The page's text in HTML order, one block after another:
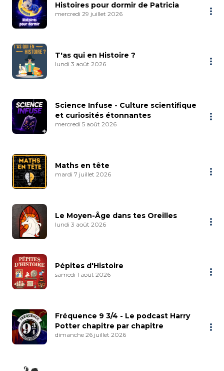
Histoires pour dormir de Patricia
mercredi 29 juillet 2026
T'as qui en Histoire ?
lundi 3 août 2026
Science Infuse - Culture scientifique
et curiosités étonnantes
mercredi 5 août 2026
Maths en tête
mardi 7 juillet 2026
Le Moyen-Âge dans tes Oreilles
lundi 3 août 2026
Pépites d'Histoire
samedi 1 août 2026
Fréquence 9 3/4 - Le podcast Harry
Potter chapitre par chapitre
dimanche 26 juillet 2026